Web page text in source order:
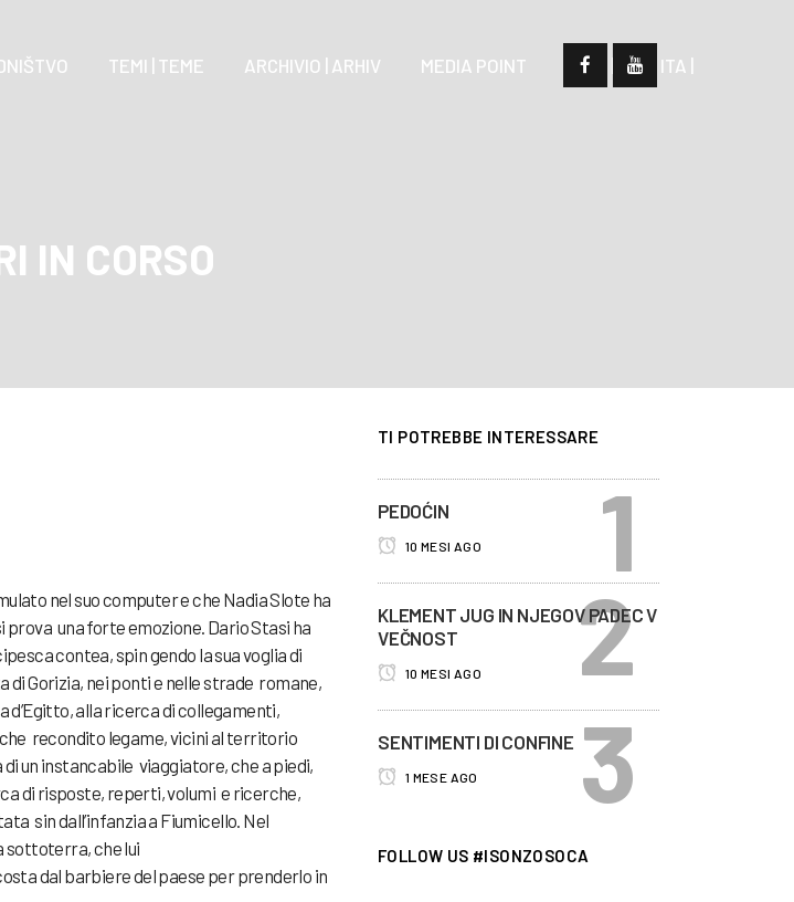
TEMI | TEME ARCHIVIO | ARHIV MEDIA POINT | SLO | | ITA |
IN CORSO
nel suo computer e che Nadia Slote ha
una forte emozione. Dario Stasi ha
contea, spin gendo la sua voglia di
Gorizia, nei ponti e nelle strade romane,
d’Egitto, alla ricerca di collegamenti,
recondito legame, vicini al territorio
un instancabile viaggiatore, che a piedi,
di risposte, reperti, volumi e ricerche,
sin dall’infanzia a Fiumicello. Nel
sottoterra, che lui
dal barbiere del paese per prenderlo in
TI POTREBBE INTERESSARE
PEDOĆIN
10 MESI AGO
KLEMENT JUG IN NJEGOV PADEC V
VEČNOST
10 MESI AGO
SENTIMENTI DI CONFINE
1 MESE AGO
FOLLOW US #ISONZOSOCA